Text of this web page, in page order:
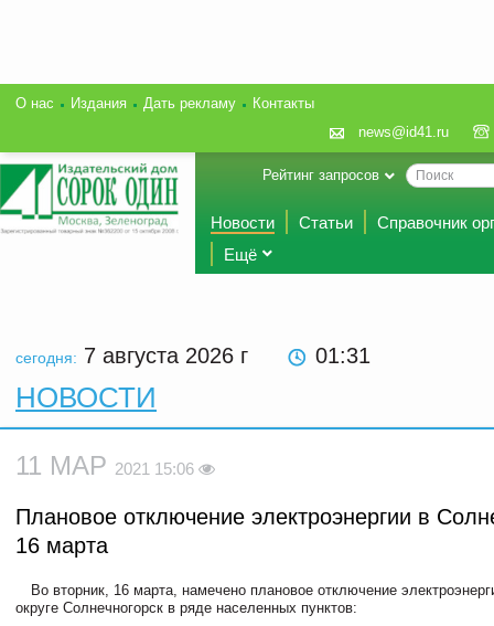
О нас Издания Дать рекламу
Контакты
news@id41.ru
Рейтинг запросов
Новости Статьи
Справочник
Ещё
сегодня: 7 августа 2026 г 01:31
НОВОСТИ
11 МАР 2021 15:06
Плановое отключение электроэнергии в
16 марта
Во вторник, 16 марта, намечено плановое отключение
округе Солнечногорск в ряде населенных пунктов: